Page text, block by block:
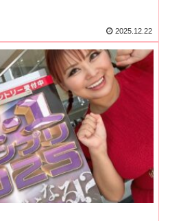
2025.12.22